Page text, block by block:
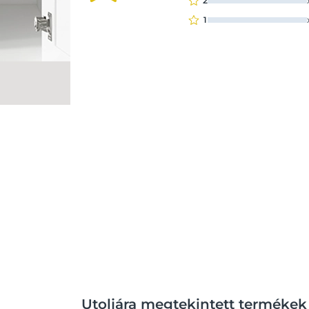
1
Utoljára megtekintett termékek